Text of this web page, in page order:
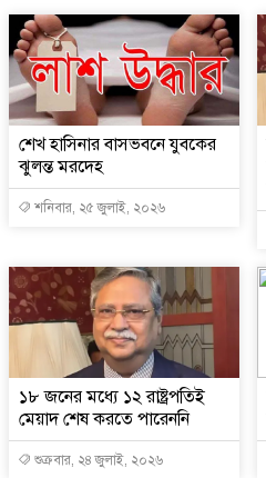
শেখ হাসিনার বাসভবনে যুবকের
ঝুলন্ত মরদেহ
শনিবার, ২৫ জুলাই, ২০২৬
১৮ জনের মধ্যে ১২ রাষ্ট্রপতিই
মেয়াদ শেষ করতে পারেননি
শুক্রবার, ২৪ জুলাই, ২০২৬